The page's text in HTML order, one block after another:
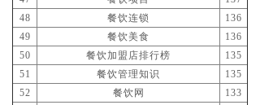
48
餐饮连锁
136
49
餐饮美食
136
50
餐饮加盟店排行榜
135
51
餐饮管理知识
135
52
餐饮网
133